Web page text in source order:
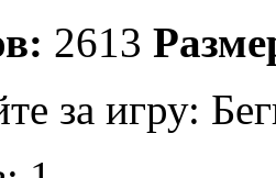
2613
за игру: